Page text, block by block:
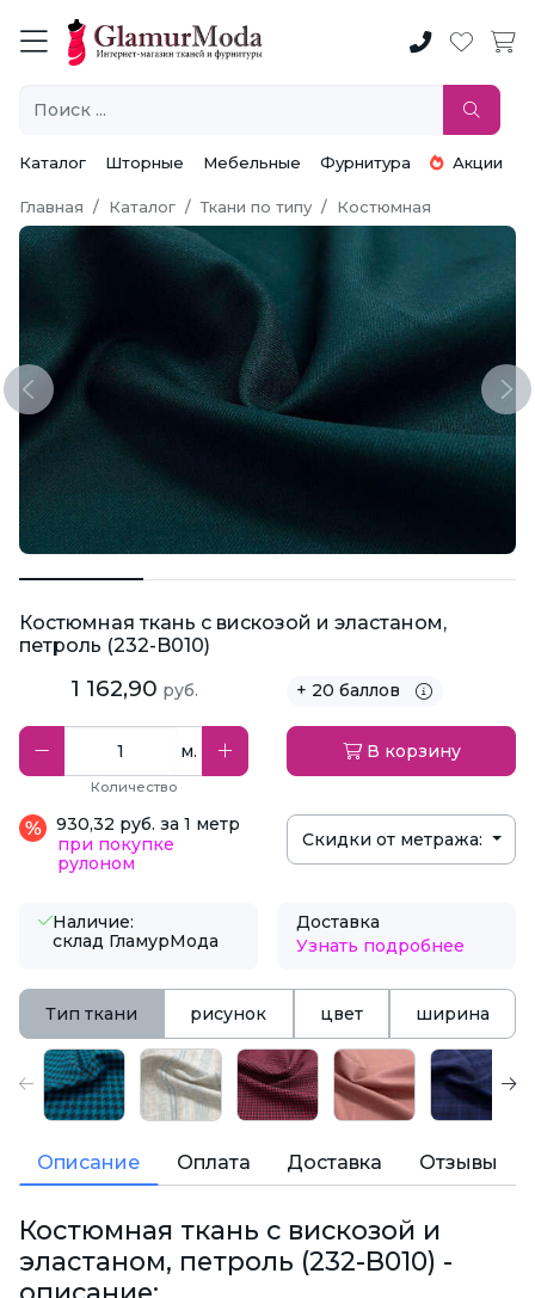
Каталог Шторные Мебельные Фурнитура Акции
Главная Каталог Ткани по типу Костюмная
Previous
Костюмная ткань с вискозой и эластаном,
петроль (232-B010)
1 162,90 руб. + 20 баллов
м.
Количество
В корзину
930,32 руб. за 1 метр
при покупке
рулоном
Скидки от метража:
Наличие:
склад ГламурМода
Доставка
Узнать подробнее
Тип ткани рисунок цвет ширина
Описание Оплата Доставка Отзывы
Костюмная ткань с вискозой и
эластаном, петроль (232-B010) -